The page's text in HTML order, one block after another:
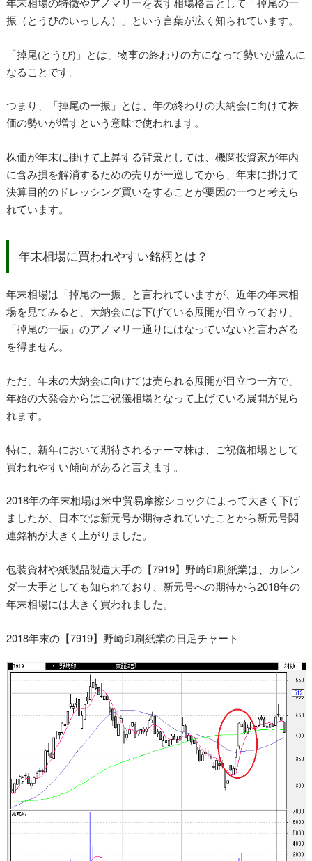
振（とうびのいっしん）」という言葉が広く知られています。
「掉尾(とうび)」とは、物事の終わりの方になって勢いが盛んに
なることです。
つまり、「掉尾の一振」とは、年の終わりの大納会に向けて株
価の勢いが増すという意味で使われます。
株価が年末に掛けて上昇する背景としては、機関投資家が年内
に含み損を解消するための売りが一巡してから、年末に掛けて
決算目的のドレッシング買いをすることが要因の一つと考えら
れています。
年末相場に買われやすい銘柄とは？
年末相場は「掉尾の一振」と言われていますが、近年の年末相
場を見てみると、大納会には下げている展開が目立っており、
「掉尾の一振」のアノマリー通りにはなっていないと言わざる
を得ません。
ただ、年末の大納会に向けては売られる展開が目立つ一方で、
年始の大発会からはご祝儀相場となって上げている展開が見ら
れます。
特に、新年において期待されるテーマ株は、ご祝儀相場として
買われやすい傾向があると言えます。
2018年の年末相場は米中貿易摩擦ショックによって大きく下げ
ましたが、日本では新元号が期待されていたことから新元号関
連銘柄が大きく上がりました。
包装資材や紙製品製造大手の【7919】野崎印刷紙業は、カレン
ダー大手としても知られており、新元号への期待から2018年の
年末相場には大きく買われました。
2018年末の【7919】野崎印刷紙業の日足チャート